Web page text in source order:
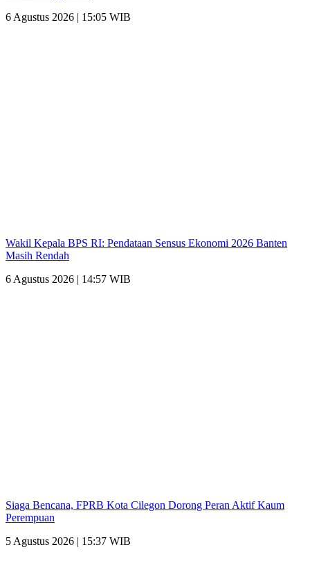
6 Agustus 2026 | 15:05 WIB
Wakil Kepala BPS RI: Pendataan Sensus Ekonomi 2026 Banten
Masih Rendah
6 Agustus 2026 | 14:57 WIB
Siaga Bencana, FPRB Kota Cilegon Dorong Peran Aktif Kaum
Perempuan
5 Agustus 2026 | 15:37 WIB